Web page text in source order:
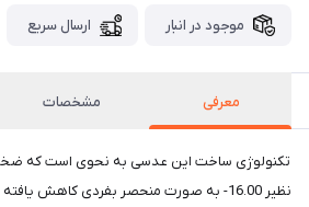
موجود در انبار ارسال سریع
معرفی مشخصات
تکنولوژی ساخت این عدسی به نحوی است که
نظیر 16.00- به صورت منحصر بفردی کاهش